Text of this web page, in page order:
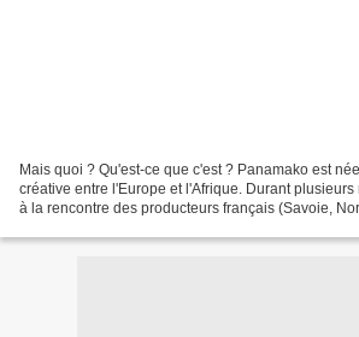
Mais quoi ? Qu'est-ce que c'est ? Panamako est
créative entre l'Europe et l'Afrique. Durant
à la rencontre des producteurs français (Savoie,